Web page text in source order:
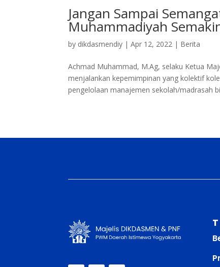
Jangan Sampai
Muhammadiyah
by dikdasmendiy |Apr 12, 2022 | Berita
Achmad Muhammad, M.Ag, selaku Ketua
menjalankan kepemimpinan yang kolektif
pengelolaan manajemen sekolah/madrasah